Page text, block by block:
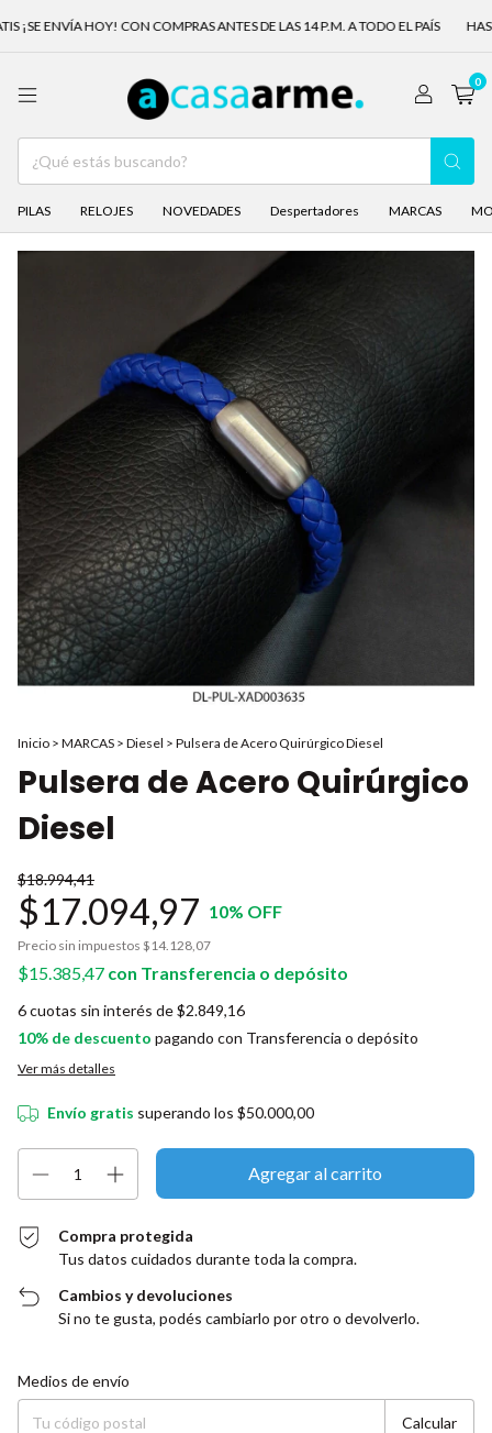
ENVÍA HOY! CON COMPRAS ANTES DE LAS 14 P.M. A TODO EL PAÍS
0
PILAS RELOJES NOVEDADES Despertadores MARCAS
Inicio > MARCAS > Diesel > Pulsera de Acero Quirúrgico Diesel
Pulsera de Acero Quirúrgico
Diesel
$18.994,41
$17.094,97 10% OFF
Precio sin impuestos $14.128,07
$15.385,47 con Transferencia o depósito
6cuotas sin interés de$2.849,16
10% de descuento pagando con Transferencia o depósito
Ver más detalles
Envío gratis superando los $50.000,00
Compra protegida
Tus datos cuidados durante toda la compra.
Cambios y devoluciones
Si no te gusta, podés cambiarlo por otro o devolverlo.
Entregas para el CP:
Medios de envío
Calcular